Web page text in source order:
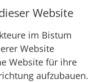
Website
im Bistum
Website
Website für ihre
aufzubauen.